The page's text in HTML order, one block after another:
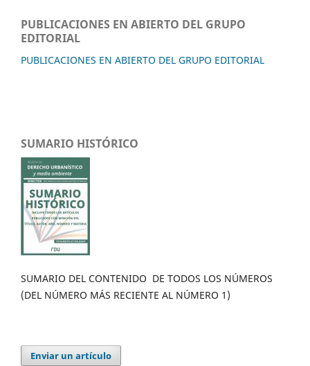
PUBLICACIONES EN ABIERTO DEL GRUPO
EDITORIAL
PUBLICACIONES EN ABIERTO DEL GRUPO EDITORIAL
SUMARIO HISTÓRICO
SUMARIO DEL CONTENIDO DE TODOS LOS NÚMEROS
(DEL NÚMERO MÁS RECIENTE AL NÚMERO 1)
Enviar un artículo